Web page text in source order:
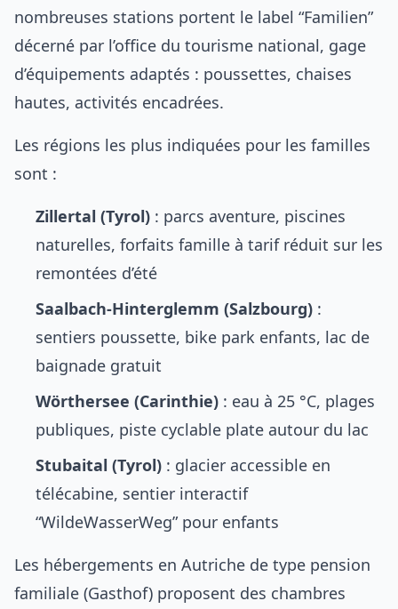
nombreuses stations portent le label “Familien”
décerné par l’office du tourisme national, gage
d’équipements adaptés : poussettes, chaises
hautes, activités encadrées.
Les régions les plus indiquées pour les familles
sont :
Zillertal (Tyrol) : parcs aventure, piscines
naturelles, forfaits famille à tarif réduit sur les
remontées d’été
Saalbach-Hinterglemm (Salzbourg) :
sentiers poussette, bike park enfants, lac de
baignade gratuit
Wörthersee (Carinthie) : eau à 25 °C, plages
publiques, piste cyclable plate autour du lac
Stubaital (Tyrol) : glacier accessible en
télécabine, sentier interactif
“WildeWasserWeg” pour enfants
Les hébergements en Autriche de type pension
familiale (Gasthof) proposent des chambres